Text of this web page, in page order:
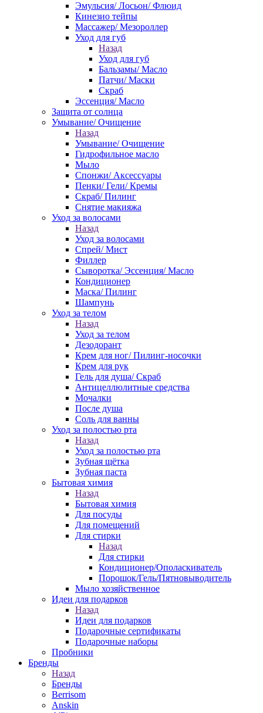
Эмульсия/ Лосьон/ Флюид
Кинезио тейпы
Массажер/ Мезороллер
Уход для губ
Назад
Уход для губ
Бальзамы/ Масло
Патчи/ Маски
Скраб
Эссенция/ Масло
Защита от солнца
Умывание/ Очищение
Назад
Умывание/ Очищение
Гидрофильное масло
Мыло
Спонжи/ Аксессуары
Пенки/ Гели/ Кремы
Скраб/ Пилинг
Снятие макияжа
Уход за волосами
Назад
Уход за волосами
Спрей/ Мист
Филлер
Сыворотка/ Эссенция/ Масло
Кондиционер
Маска/ Пилинг
Шампунь
Уход за телом
Назад
Уход за телом
Дезодорант
Крем для ног/ Пилинг-носочки
Крем для рук
Гель для душа/ Скраб
Антицеллюлитные средства
Мочалки
После душа
Соль для ванны
Уход за полостью рта
Назад
Уход за полостью рта
Зубная щётка
Зубная паста
Бытовая химия
Назад
Бытовая химия
Для посуды
Для помещений
Для стирки
Назад
Для стирки
Кондиционер/Ополаскиватель
Порошок/Гель/Пятновыводитель
Мыло хозяйственное
Идеи для подарков
Назад
Идеи для подарков
Подарочные сертификаты
Подарочные наборы
Пробники
Бренды
Назад
Бренды
Berrisom
Anskin